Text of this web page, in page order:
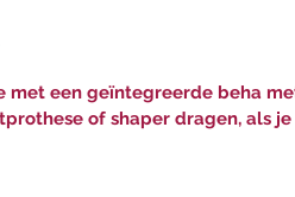
met een geïntegreerde beha
of shaper dragen, als